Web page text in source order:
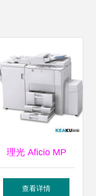
理光 Aficio MP
8000 图文店高效
查看详情